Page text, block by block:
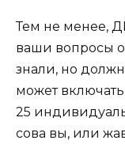
Тем не менее,
ваши вопросы
знали, но
может
25
сова вы, или